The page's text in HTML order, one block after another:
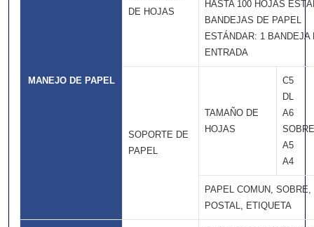
MANEJO DE PAPEL
DE HOJAS
HASTA 100 HOJAS
BANDEJAS DE PAPEL
ESTÁNDAR: 1 BANDEJA
ENTRADA
SOPORTE DE
PAPEL
TAMAÑO DE
HOJAS
C5
DL
A6
A5
A4
PAPEL COMUN, SOBRE,
POSTAL, ETIQUETA